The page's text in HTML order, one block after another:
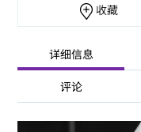
收藏
详细信息
评论